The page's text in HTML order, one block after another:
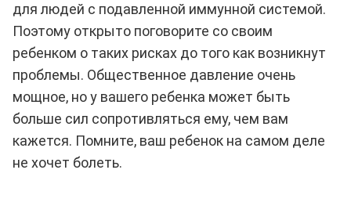
для людей с подавленной иммунной системой.
Поэтому открыто поговорите со своим
ребенком о таких рисках до того как возникнут
проблемы. Общественное давление очень
мощное, но у вашего ребенка может быть
больше сил сопротивляться ему, чем вам
кажется. Помните, ваш ребенок на самом деле
не хочет болеть.